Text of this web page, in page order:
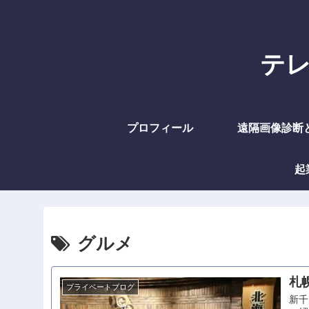
テ
プロフィール 遠隔画像診断
起
グルメ
プライベートブログ 札
新